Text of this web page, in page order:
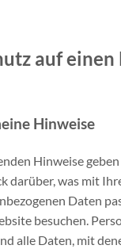
auf einen
Hinweise
Hinweise
darüber, was mit
Daten
besuchen.
alle Daten, mit